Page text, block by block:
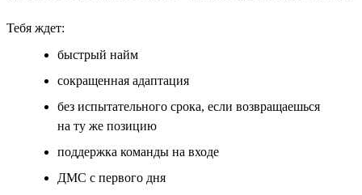
Тебя ждет:
быстрый найм
сокращенная адаптация
без испытательного срока, если возвращаешься
на ту же позицию
поддержка команды на входе
ДМС с первого дня